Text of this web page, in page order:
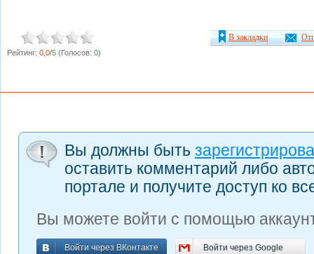
Рейтинг: 0,0/5 (Голосов: 0)
В закладки
Вы должны быть
оставить комментарий либо
портале и получите доступ ко
Вы можете войти с помощью
Войти через ВКонтакте
Войти через ВКонтакте Войти через Google
Войти через Google